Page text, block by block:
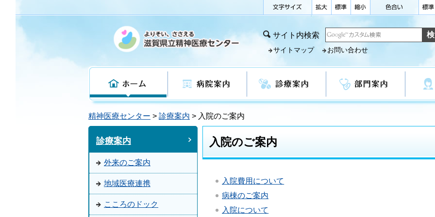
サイト内検索
サイトマップ お問い合わせ
ホーム
精神医療センター > 診療案内 > 入院のご案内
診療案内
外来のご案内
地域医療連携
こころのドック
入院のご案内
入院費用について
病棟のご案内
入院について